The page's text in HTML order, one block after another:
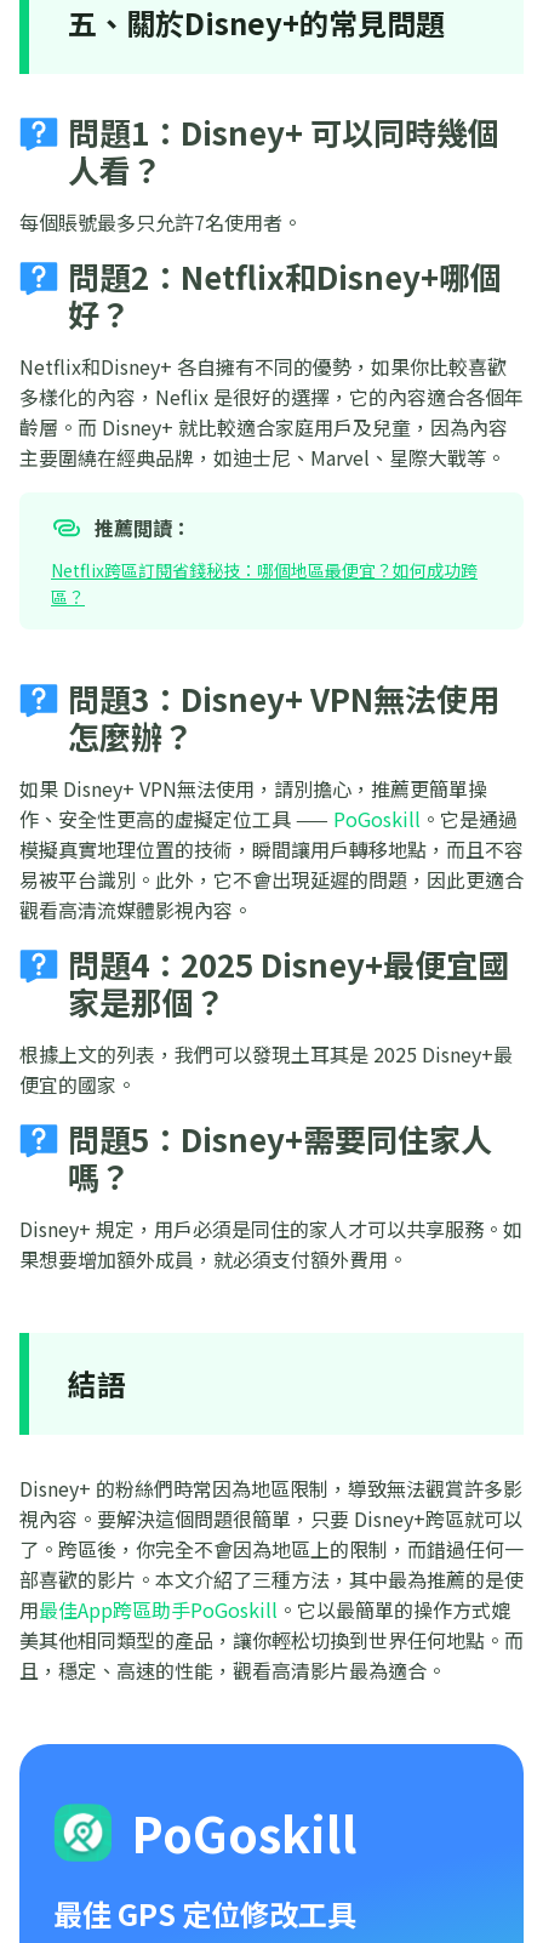
五、關於Disney+的常見問題
問題1：Disney+ 可以同時幾個
人看？
每個賬號最多只允許7名使用者。
問題2：Netflix和Disney+哪個
好？
Netflix和Disney+ 各自擁有不同的優勢，如果你比較喜歡
多樣化的內容，Neflix 是很好的選擇，它的內容適合各個年
齡層。而 Disney+ 就比較適合家庭用戶及兒童，因為內容
主要圍繞在經典品牌，如迪士尼、Marvel、星際大戰等。
推薦閲讀：
Netflix跨區訂閱省錢秘技：哪個地區最便宜？如何成功跨
區？
問題3：Disney+ VPN無法使用
怎麼辦？
如果 Disney+ VPN無法使用，請別擔心，推薦更簡單操
作、安全性更高的虛擬定位工具 —— PoGoskill 。它是通過
模擬真實地理位置的技術，瞬間讓用戶轉移地點，而且不容
易被平台識別。此外，它不會出現延遲的問題，因此更適合
觀看高清流媒體影視內容。
問題4：2025 Disney+最便宜國
家是那個？
根據上文的列表，我們可以發現土耳其是 2025 Disney+最
便宜的國家。
問題5：Disney+需要同住家人
嗎？
Disney+ 規定，用戶必須是同住的家人才可以共享服務。如
果想要增加額外成員，就必須支付額外費用。
結語
Disney+ 的粉絲們時常因為地區限制，導致無法觀賞許多影
視內容。要解決這個問題很簡單，只要 Disney+跨區就可以
了。跨區後，你完全不會因為地區上的限制，而錯過任何一
部喜歡的影片。本文介紹了三種方法，其中最為推薦的是使
用最佳App跨區助手PoGoskill 。它以最簡單的操作方式媲
美其他相同類型的產品，讓你輕松切換到世界任何地點。而
且，穩定、高速的性能，觀看高清影片最為適合。
PoGoskill
最佳 GPS 定位修改工具